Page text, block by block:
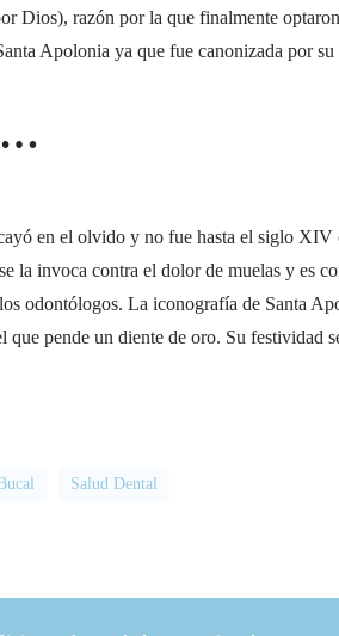
Dios), razón por la que finalmente
Apolonia ya que fue canonizada por su
en el olvido y no fue hasta el siglo
la invoca contra el dolor de muelas y es
odontólogos. La iconografía de Santa
que pende un diente de oro. Su festividad
Salud Dental